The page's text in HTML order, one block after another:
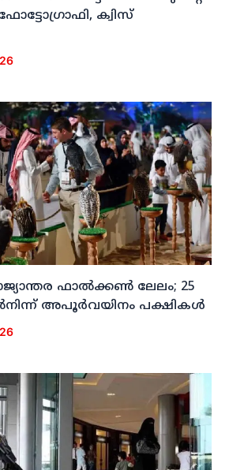
ക്വിസ്
ഫാല്‍ക്കണ്‍ ലേലം; 25
അപൂര്‍വയിനം പക്ഷികള്‍